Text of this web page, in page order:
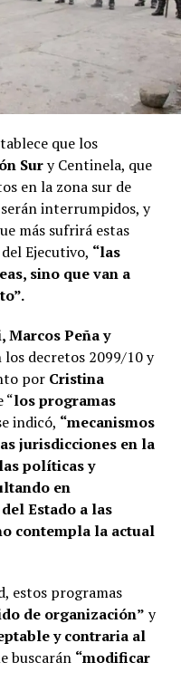
que los
Sury Centinela, que
en la zona sur de
interrumpidos, y
más sufrirá estas
Ejecutivo, “las
sino que van a
Marcos Peña y
los decretos 2099/10 y
porCristina
“los programas
indicó, “mecanismos
jurisdicciones en la
políticas y
en
Estado a las
contempla la actual
estos programas
de organización” y
y contraria al
buscarán “modificar